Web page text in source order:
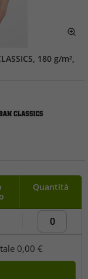
180 g/m²,
Quantità
0,00 €